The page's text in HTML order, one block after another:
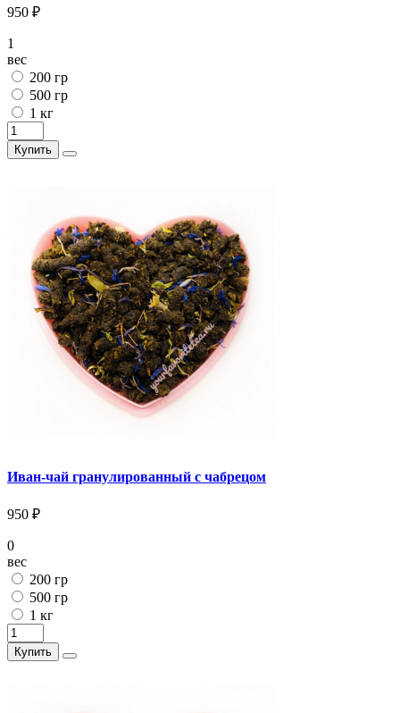
950 ₽
1
вес
200 гр
500 гр
1 кг
Купить
Иван-чай гранулированный с чабрецом
950 ₽
0
вес
200 гр
500 гр
1 кг
Купить